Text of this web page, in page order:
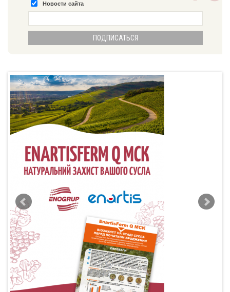
Новости сайта